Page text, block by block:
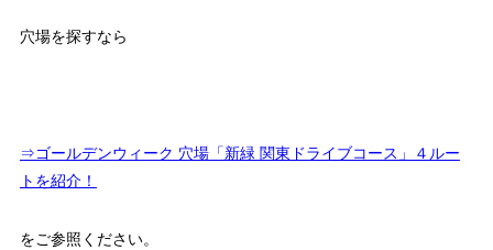
穴場を探すなら
⇒ゴールデンウィーク 穴場「新緑 関東ドライブコース」４ルー
トを紹介！
をご参照ください。